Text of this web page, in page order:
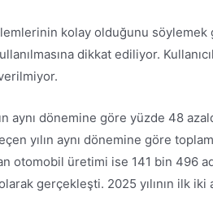
kolay olduğunu söylemek
dikkat ediliyor.
aynı dönemine göre yüzde 48
yılın aynı dönemine göre
otomobil üretimi ise 141 bin 496
gerçekleşti. 2025 yılının ilk